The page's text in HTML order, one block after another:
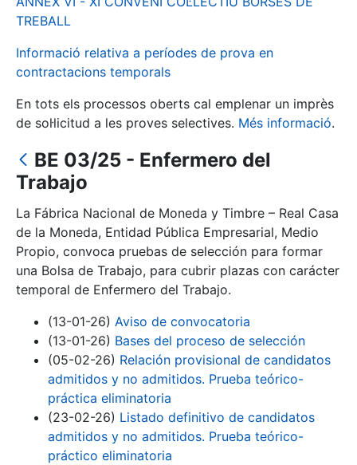
Mostra/Amaga
Mostra/Amaga
Mostra/Amaga
Mostra/Amaga
TREBALL
Informació relativa a períodes de prova en
contractacions temporals
En tots els processos oberts cal emplenar un imprès
de sol·licitud a les proves selectives. Més informació.
BE 03/25 - Enfermero del
Trabajo
La Fábrica Nacional de Moneda y Timbre – Real Casa
de la Moneda, Entidad Pública Empresarial, Medio
Propio, convoca pruebas de selección para formar
una Bolsa de Trabajo, para cubrir plazas con carácter
temporal de Enfermero del Trabajo.
(13-01-26) Aviso de convocatoria
(13-01-26) Bases del proceso de selección
(05-02-26) Relación provisional de candidatos
admitidos y no admitidos. Prueba teórico-
práctica eliminatoria
(23-02-26) Listado definitivo de candidatos
admitidos y no admitidos. Prueba teórico-
práctico eliminatoria